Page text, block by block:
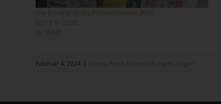
Die Kneipp Frühjahrsneuheiten 2026
Februar 4, 2024 | Essen, Produktvorstellungen, Vegan